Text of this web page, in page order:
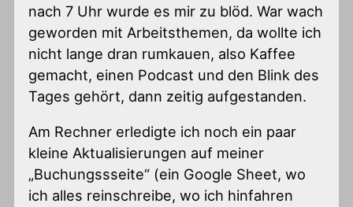
nach 7 Uhr wurde es mir zu blöd. War wach
geworden mit Arbeitsthemen, da wollte ich
nicht lange dran rumkauen, also Kaffee
gemacht, einen Podcast und den Blink des
Tages gehört, dann zeitig aufgestanden.
Am Rechner erledigte ich noch ein paar
kleine Aktualisierungen auf meiner
„Buchungssseite“ (ein Google Sheet, wo
ich alles reinschreibe, wo ich hinfahren